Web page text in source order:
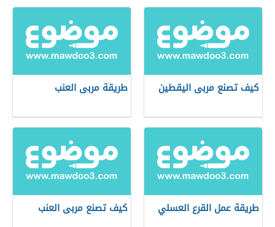
كيف تصنع مربى اليقطين طريقة مربى العنب
طريقة عمل القرع العسلي كيف تصنع مربى العنب